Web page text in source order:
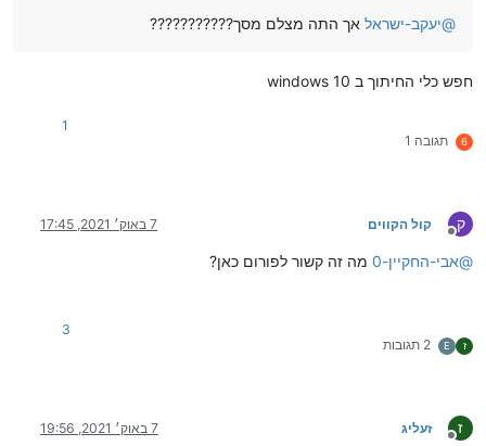
@יעקב-ישראל אך התה מצלם מסך???????????
חפש כלי החיתוך ב windows 10
6 תגובה 1
1
ק
מנותק
קול הקווים 7 באוק׳ 2021, 17:45
@אבי-החקיין-0 מה זה קשור לפורום כאן?
ז E 2 תגובות
3
ז זעליג 7 באוק׳ 2021, 19:56